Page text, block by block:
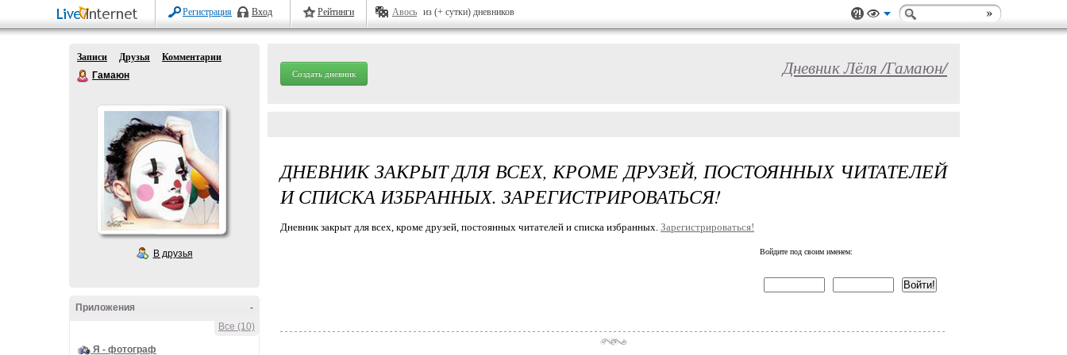
Регистрация Вход Рейтинги Авось из (+ сутки) дневников
Записи Друзья
Комментарии
Гамаюн
В друзья
-
Приложения
Все (10)
Я - фотограф
Создать дневник Дневник Лёля /Гамаюн/
ДНЕВНИК ЗАКРЫТ ДЛЯ ВСЕХ, КРОМЕ ДРУЗЕЙ, ПОСТОЯННЫХ ЧИТАТЕЛЕЙ
И СПИСКА ИЗБРАННЫХ. ЗАРЕГИСТРИРОВАТЬСЯ!
Дневник закрыт для всех, кроме друзей, постоянных читателей и списка избранных. Зарегистрироваться!
Войдите под своим именем: